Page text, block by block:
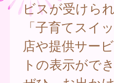
ビスが受けら
「子育てスイ
店や提供サー
トの表示がで